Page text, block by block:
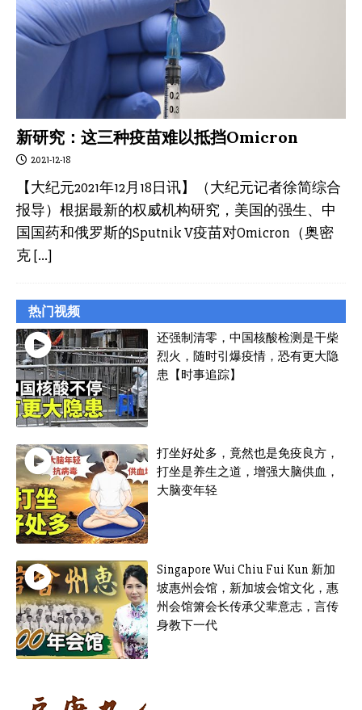
新研究：这三种疫苗难以抵挡Omicron
2021-12-18
【大纪元2021年12月18日讯】（大纪元记者徐简综合
报导）根据最新的权威机构研究，美国的强生、中
国国药和俄罗斯的Sputnik V疫苗对Omicron（奥密
克[…]
热门视频
还强制清零，中国核酸检测是干柴
烈火，随时引爆疫情，恐有更大隐
患【时事追踪】
打坐好处多，竟然也是免疫良方，
打坐是养生之道，增强大脑供血，
大脑变年轻
Singapore Wui Chiu Fui Kun 新加
坡惠州会馆，新加坡会馆文化，惠
州会馆箫会长传承父辈意志，言传
身教下一代